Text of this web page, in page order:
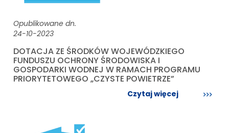
Opublikowane dn.
24-10-2023
DOTACJA ZE ŚRODKÓW WOJEWÓDZKIEGO
FUNDUSZU OCHRONY ŚRODOWISKA I
GOSPODARKI WODNEJ W RAMACH PROGRAMU
PRIORYTETOWEGO „CZYSTE POWIETRZE”
Czytaj więcej